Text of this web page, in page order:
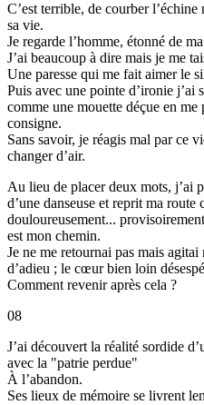
C’est terrible, de courber
sa vie.
Je regarde l’homme, étonné de
J’ai beaucoup à dire mais je me
Une paresse qui me fait aimer le
Puis avec une pointe d’ironie j’ai
comme une mouette déçue en
consigne.
Sans savoir, je réagis mal par ce
changer d’air.
Au lieu de placer deux mots, j’ai
d’une danseuse et reprit ma route
douloureusement...
est mon chemin.
Je ne me retournai pas mais
d’adieu ; le cœur bien loin
Comment revenir après cela ?
08
J’ai découvert la réalité sordide
avec la "patrie perdue"
À l’abandon.
Ses lieux de mémoire se livrent